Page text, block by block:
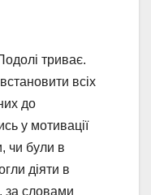
триває.
всіх
до
у мотивації
чи були в
діяти в
за словами